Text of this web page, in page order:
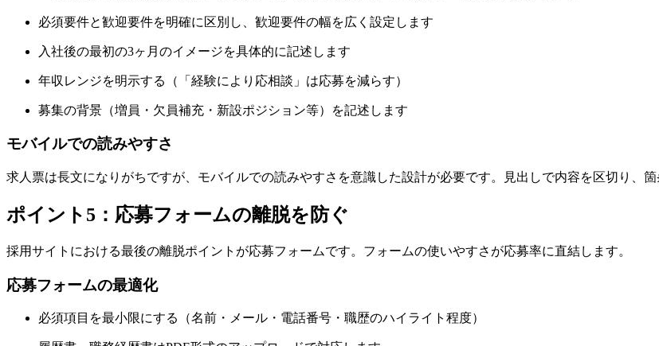
必須要件と歓迎要件を明確に区別し、歓迎要件の幅を広く設定します
入社後の最初の3ヶ月のイメージを具体的に記述します
年収レンジを明示する（「経験により応相談」は応募を減らす）
募集の背景（増員・欠員補充・新設ポジション等）を記述します
モバイルでの読みやすさ
求人票は長文になりがちですが、モバイルでの読みやすさを意識した設計が必要です。見出しで内容を区切り、
ポイント5：応募フォームの離脱を防ぐ
採用サイトにおける最後の離脱ポイントが応募フォームです。フォームの使いやすさが応募率に直結します。
応募フォームの最適化
必須項目を最小限にする（名前・メール・電話番号・職歴のハイライト程度）